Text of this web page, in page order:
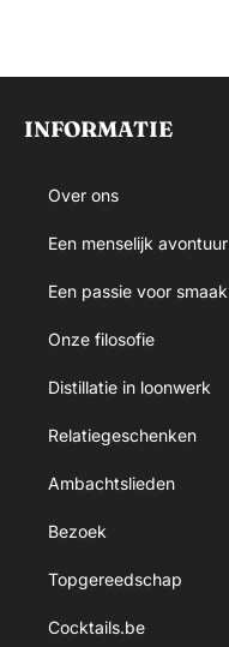
INFORMATIE
Over ons
Een menselijk avontuur
Een passie voor smaak
Onze filosofie
Distillatie in loonwerk
Relatiegeschenken
Ambachtslieden
Bezoek
Topgereedschap
Cocktails.be